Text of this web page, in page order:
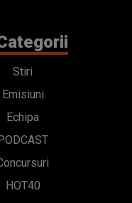
Stiri
Emisiuni
Echipa
HOT40